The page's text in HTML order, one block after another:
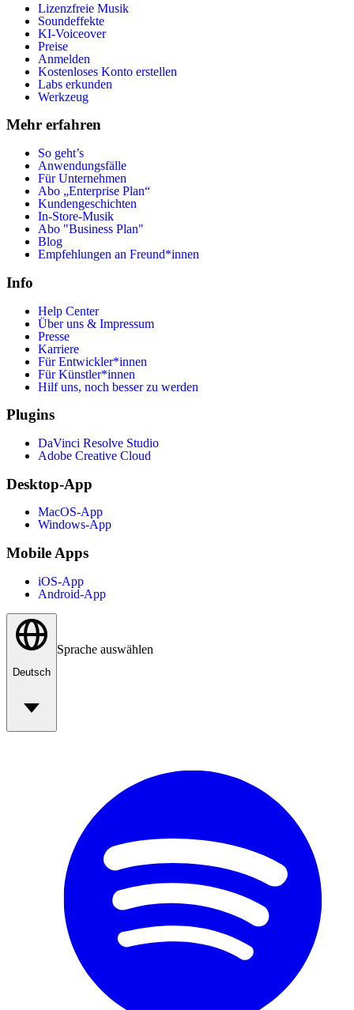
Lizenzfreie Musik
Soundeffekte
KI-Voiceover
Preise
Anmelden
Kostenloses Konto erstellen
Labs erkunden
Werkzeug
Mehr erfahren
So geht’s
Anwendungsfälle
Für Unternehmen
Abo „Enterprise Plan“
Kundengeschichten
In-Store-Musik
Abo "Business Plan"
Blog
Empfehlungen an Freund*innen
Info
Help Center
Über uns & Impressum
Presse
Karriere
Für Entwickler*innen
Für Künstler*innen
Hilf uns, noch besser zu werden
Plugins
DaVinci Resolve Studio
Adobe Creative Cloud
Desktop-App
MacOS-App
Windows-App
Mobile Apps
iOS-App
Android-App
Deutsch
Sprache auswählen